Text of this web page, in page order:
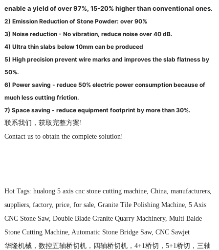
enable a yield of over 97%, 15-20% higher than conventional ones.
2) Emission Reduction of Stone Powder: over 90%
3) Noise reduction - No vibration, reduce noise over 40 dB.
4) Ultra thin slabs below 10mm can be produced
5) High precision prevent wire marks and improves the slab flatness by
50%.
6) Power saving - reduce 50% electric power consumption because of
much less cutting friction.
7) Space saving - reduce equipment footprint by more than 30%.
联系我们，获取完整方案!
Contact us to obtain the complete solution!
Hot Tags: hualong 5 axis cnc stone cutting machine, China, manufacturers,
suppliers, factory, price, for sale, Granite Tile Polishing Machine, 5 Axis
CNC Stone Saw, Double Blade Granite Quarry Machinery, Multi Balde
Stone Cutting Machine, Automatic Stone Bridge Saw, CNC Sawjet
华隆机械，数控五轴桥切机，四轴桥切机，4+1桥切，5+1桥切，三轴